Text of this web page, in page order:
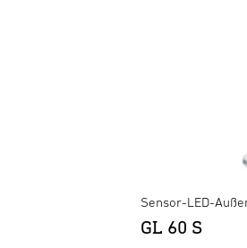
Sensor-LED-
GL 60 S